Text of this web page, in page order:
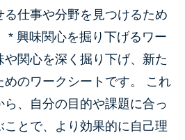
仕事や分野を見つけるため
* 興味関心を掘り下げるワー
関心を深く掘り下げ、新た
めのワークシートです。 これ
ら、自分の目的や課題に合っ
とで、より効果的に自己理